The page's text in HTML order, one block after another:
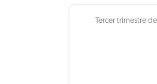
Tercer trimestre de